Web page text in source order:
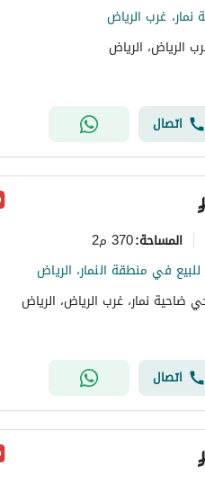
نمار، غرب الرياض
الرياض، الرياض
اتصال
المساحة:370 م2
اتصال